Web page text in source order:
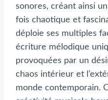
sonores, créant ainsi
fois chaotique et
déploie ses multiples
écriture mélodique
provoquées par un
chaos intérieur et
monde contemporain.